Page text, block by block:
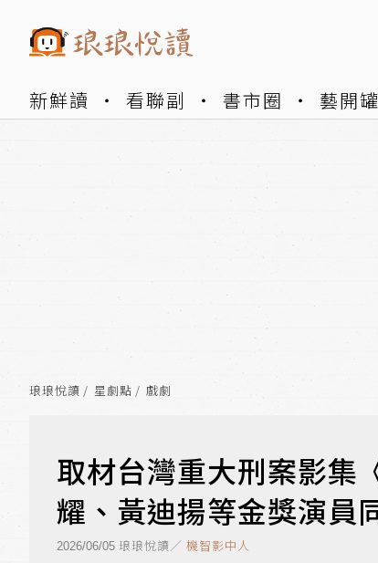
新鮮讀 看聯副 書市圈 藝開罐
琅琅悅讀 星劇點 戲劇
取材台灣重大刑案影
耀、黃迪揚等金獎演員
2026/06/05 琅琅悅讀／ 機智影中人